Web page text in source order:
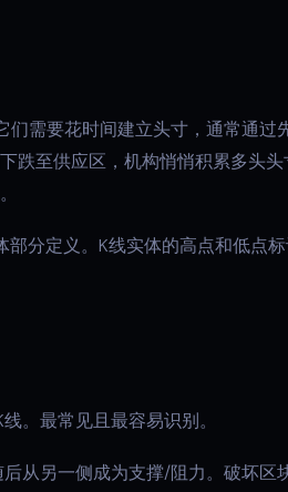
需要花时间建立头寸，通常通过
跌至供应区，机构悄悄积累多头
部分定义。K线实体的高点和低点
。最常见且最容易识别。
从另一侧成为支撑/阻力。破坏区